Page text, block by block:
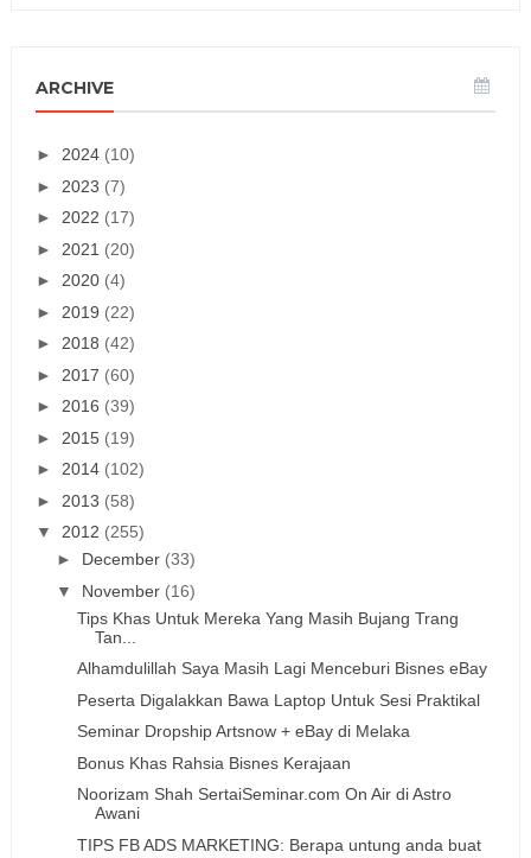
ARCHIVE
► 2024 (10)
► 2023 (7)
► 2022 (17)
► 2021 (20)
► 2020 (4)
► 2019 (22)
► 2018 (42)
► 2017 (60)
► 2016 (39)
► 2015 (19)
► 2014 (102)
► 2013 (58)
▼ 2012 (255)
► December (33)
▼ November (16)
Tips Khas Untuk Mereka Yang Masih Bujang Trang
Tan...
Alhamdulillah Saya Masih Lagi Menceburi Bisnes eBay
Peserta Digalakkan Bawa Laptop Untuk Sesi Praktikal
Seminar Dropship Artsnow + eBay di Melaka
Bonus Khas Rahsia Bisnes Kerajaan
Noorizam Shah SertaiSeminar.com On Air di Astro
Awani
TIPS FB ADS MARKETING: Berapa untung anda buat